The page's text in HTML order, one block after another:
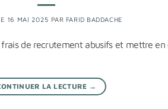
16 MAI 2025 PAR FARID BADDACHE
de recrutement abusifs et mettre
LA LECTURE →